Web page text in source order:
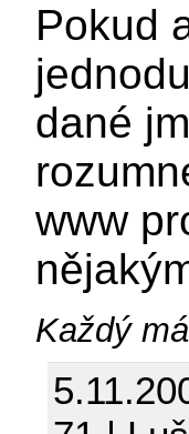
Pokud
dané
www
Každý